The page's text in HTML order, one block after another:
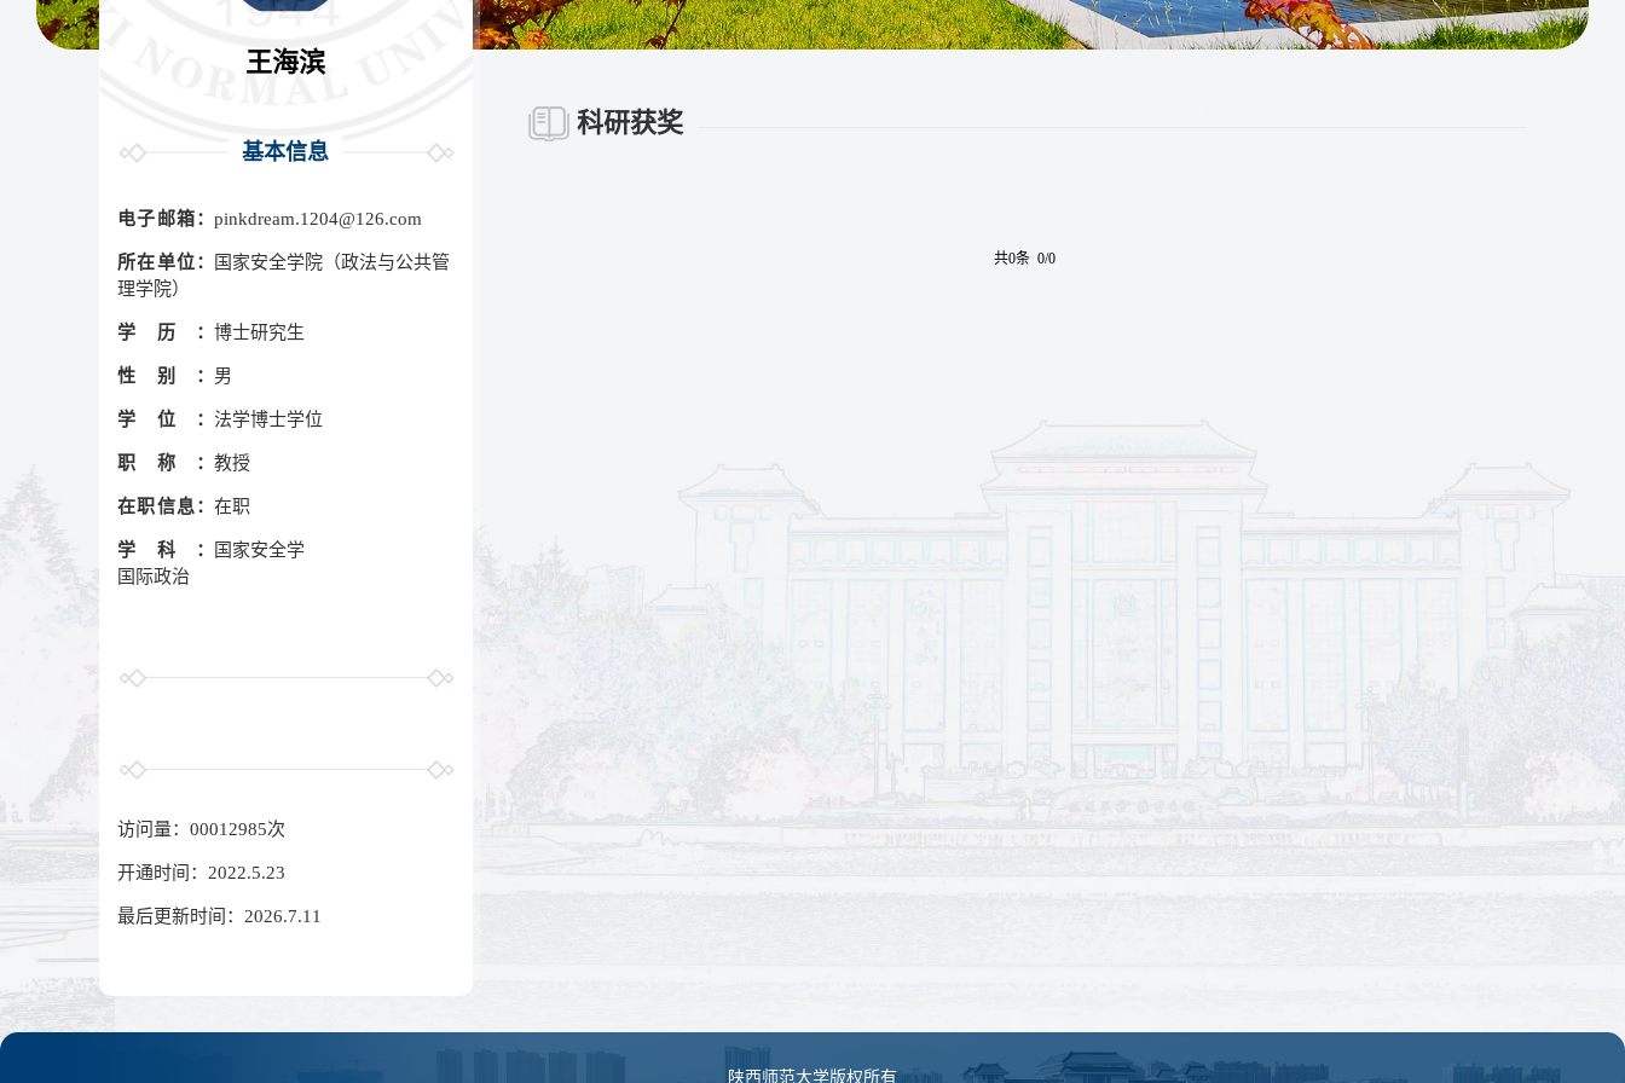
王海滨
基本信息
电子邮箱： pinkdream.1204@126.com
所在单位：
国家安全学院（政法与公共管
理学院）
学历： 博士研究生
性别： 男
学位： 法学博士学位
职称： 教授
在职信息： 在职
学科：
国家安全学
国际政治
访问量： 00012985次
开通时间： 2022.5.23
最后更新时间： 2026.7.11
科研获奖
共0条 0/0
陕西师范大学版权所有